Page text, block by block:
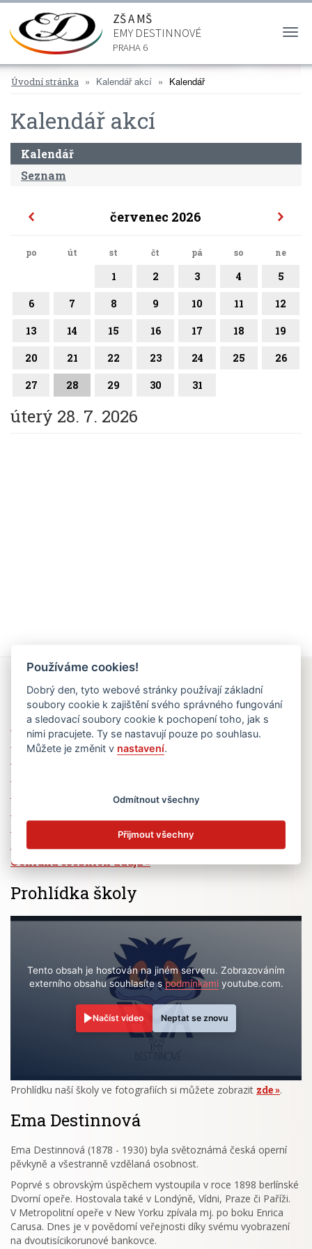
ZŠ A MŠ
EMY DESTINNOVÉ
PRAHA 6
Úvodní stránka Kalendář akcí Kalendář
Kalendář akcí
Kalendář
Seznam
červenec 2026
po út st čt pá so ne
1 2 3 4 5
6 7 8 9 10 11 12
13 14 15 16 17 18 19
20 21 22 23 24 25 26
27 28 29 30 31
úterý 28. 7. 2026
Rychlé odkazy
Elektronická žákovská knížka
Jídelní lístek
Volná pracovní místa
Zřizovatel školy (MČ Praha 6)
Ochrana osobních údajů
Prohlídka školy
Tento obsah je hostován na jiném serveru. Zobrazováním
externího obsahu souhlasíte spodmínkamiyoutube.com.
Načíst video Neptat se znovu
Prohlídku naší školy ve fotografiích si můžete zobrazit zde .
Ema Destinnová
Ema Destinnová (1878 - 1930) byla světoznámá česká operní
pěvkyně a všestranně vzdělaná osobnost.
Poprvé s obrovským úspěchem vystoupila v roce 1898 berlínské
Dvorní opeře. Hostovala také v Londýně, Vídni, Praze či Paříži.
V Metropolitní opeře v New Yorku zpívala mj. po boku Enrica
Carusa. Dnes je v povědomí veřejnosti díky svému vyobrazení
na dvoutisícikorunové bankovce.
Používáme cookies!
Dobrý den, tyto webové stránky používají základní
soubory cookie k zajištění svého správného fungování
a sledovací soubory cookie k pochopení toho, jak s
nimi pracujete. Ty se nastavují pouze po souhlasu.
Můžete je změnit v nastavení.
Odmítnout všechny
Přijmout všechny